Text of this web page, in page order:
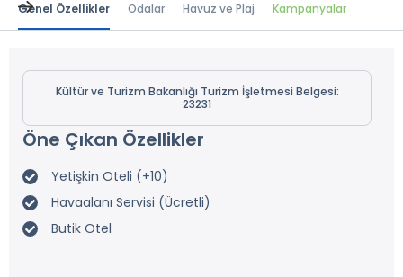
Genel Özellikler Odalar Havuz ve Plaj Kampanyalar
Kültür ve Turizm Bakanlığı Turizm İşletmesi Belgesi:
23231
Öne Çıkan Özellikler
Yetişkin Oteli (+10)
Havaalanı Servisi (Ücretli)
Butik Otel